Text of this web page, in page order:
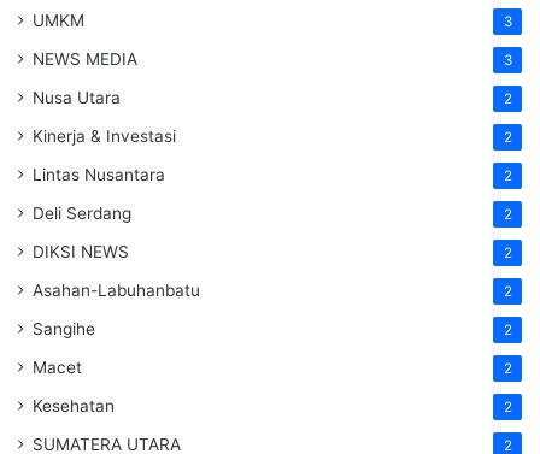
UMKM 3
NEWS MEDIA 3
Nusa Utara 2
Kinerja & Investasi 2
Lintas Nusantara 2
Deli Serdang 2
DIKSI NEWS 2
Asahan-Labuhanbatu 2
Sangihe 2
Macet 2
Kesehatan 2
SUMATERA UTARA 2